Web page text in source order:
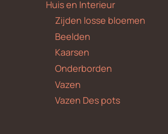
Huis en Interieur
Zijden losse bloemen
Beelden
Kaarsen
Onderborden
Vazen
Vazen Des pots